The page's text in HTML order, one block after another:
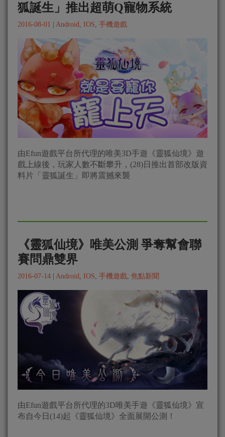
狐誕生」推出超萌Q寵物系統
2016-08-01 Android IOS 手機遊戲
由Efun遊戲平台所代理的唯美3D手遊《靈狐仙境》遊
戲上線後，玩家人數不斷攀升，(28)日推出首部改版資
料片「靈狐誕生」即將震撼來襲
《靈狐仙境》唯美公測 爭奪幫會聯
賽問鼎雙界
2016-07-14 Android, IOS, 手機遊戲, 焦點新聞
由Efun遊戲平台所代理的3D唯美手遊《靈狐仙境》宣
布自今日(14)起《靈狐仙境》全面展開公測！